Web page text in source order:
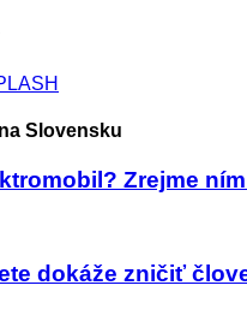
Slovensku
Zrejme
dokáže zničiť